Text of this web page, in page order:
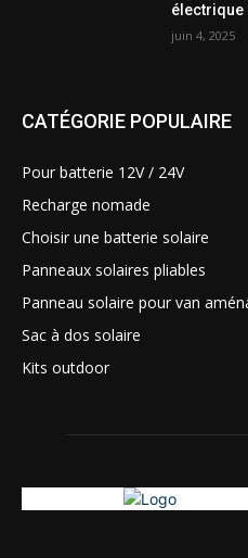
électrique
juin 4, 2025
CATÉGORIE POPULAIRE
Pour batterie 12V / 24V
Recharge nomade
Choisir une batterie solaire
Panneaux solaires pliables
Panneau solaire pour van
Sac à dos solaire
Kits outdoor